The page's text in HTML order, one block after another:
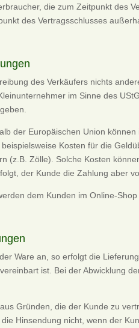
die zum Zeitpunkt des
des Vertragsschlusses
des Verkäufers nichts
im Sinne des
der Europäischen Union
Kosten für die
(z.B. Zölle). Solche Kosten
der Kunde die Zahlung aber
dem Kunden im Online-Shop
Ware an, so erfolgt die
ist. Bei der Abwicklung
Gründen, die der Kunde zu
Hinsendung nicht, wenn der